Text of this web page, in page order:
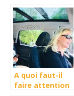
A quoi faut-il
faire attention